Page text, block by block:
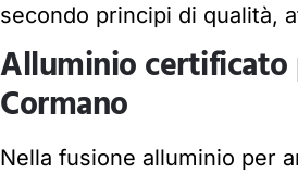
secondo principi di qualità,
Alluminio certificato
Cormano
Nella fusione alluminio per